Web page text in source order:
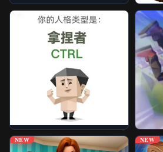
NEW NEW